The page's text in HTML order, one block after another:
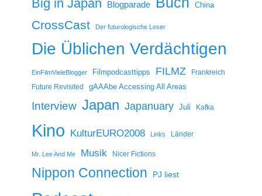
Big in Japan Blogparade China
CrossCast Der futurologische Leser
Die Üblichen Verdächtigen
EinFilmVieleBlogger Filmpodcasttipps FILMZ
Frankreich
Future Revisited
gAAAbe Accessing All Areas
Interview Japan Japanuary Juli Kafka
Kino KulturEURO2008 Links Länder
Mr. Lee And Me Musik Nicer Fictions
Nippon Connection PJ liest